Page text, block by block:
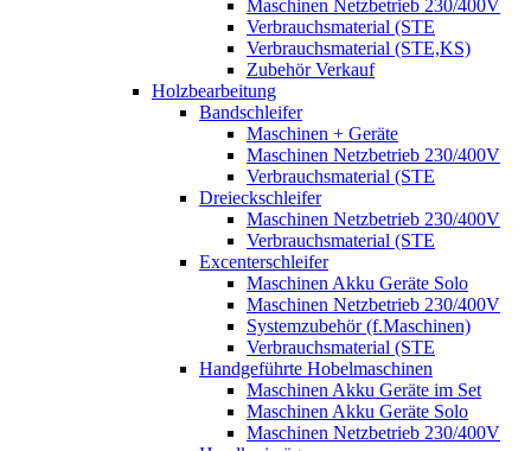
Maschinen Netzbetrieb 230/400V
Verbrauchsmaterial (STE
Verbrauchsmaterial (STE,KS)
Zubehör Verkauf
Holzbearbeitung
Bandschleifer
Maschinen + Geräte
Maschinen Netzbetrieb 230/400V
Verbrauchsmaterial (STE
Dreieckschleifer
Maschinen Netzbetrieb 230/400V
Verbrauchsmaterial (STE
Excenterschleifer
Maschinen Akku Geräte Solo
Maschinen Netzbetrieb 230/400V
Systemzubehör (f.Maschinen)
Verbrauchsmaterial (STE
Handgeführte Hobelmaschinen
Maschinen Akku Geräte im Set
Maschinen Akku Geräte Solo
Maschinen Netzbetrieb 230/400V